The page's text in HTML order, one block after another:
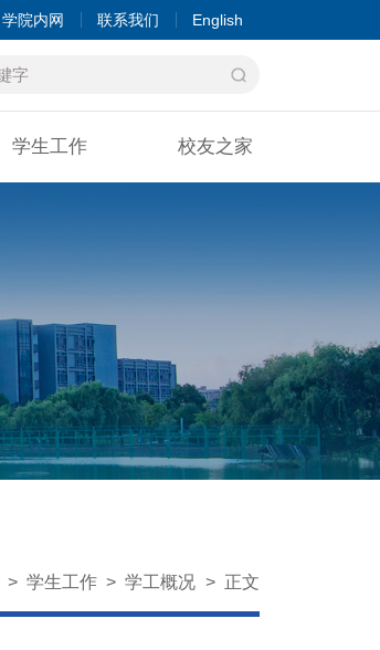
学院内网 联系我们 English
学生工作 校友之家
> 学生工作 > 学工概况 > 正文